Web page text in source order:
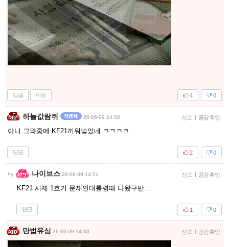
답글 이동 0
4
하늘값람쥐 26-06-09 14:32 신고 | 공감 확인
아니 그와중에 KF21끼워넣었네 ㅋㅋㅋㅋ
답글 0
2
나이브스 26-06-09 14:51 신고 | 공감 확인
KF21 시제 1호기 문재인대통령때 나왔구만...
답글 0
1
만법유심 26-06-09 14:33 신고 | 공감 확인